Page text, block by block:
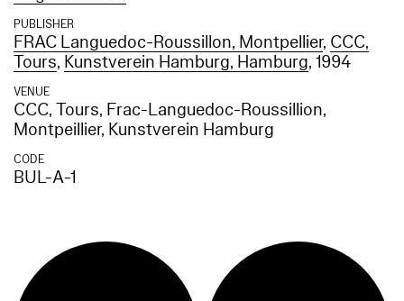
PUBLISHER
FRAC Languedoc-Roussillon, Montpellier, CCC,
Tours, Kunstverein Hamburg, Hamburg, 1994
VENUE
CCC, Tours, Frac-Languedoc-Roussillion,
Montpeillier, Kunstverein Hamburg
CODE
BUL-A-1